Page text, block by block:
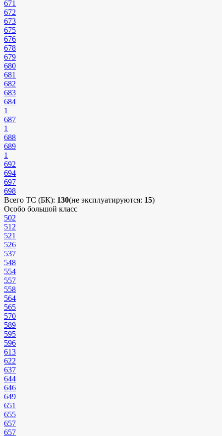
671
672
673
675
676
678
679
680
681
682
683
684
1
687
1
688
689
1
692
694
697
698
Всего ТС (БК): 130(не эксплуатируются: 15)
Особо большой класс
502
512
521
526
537
548
554
557
558
564
565
570
589
595
596
613
622
637
644
646
649
651
655
657
657